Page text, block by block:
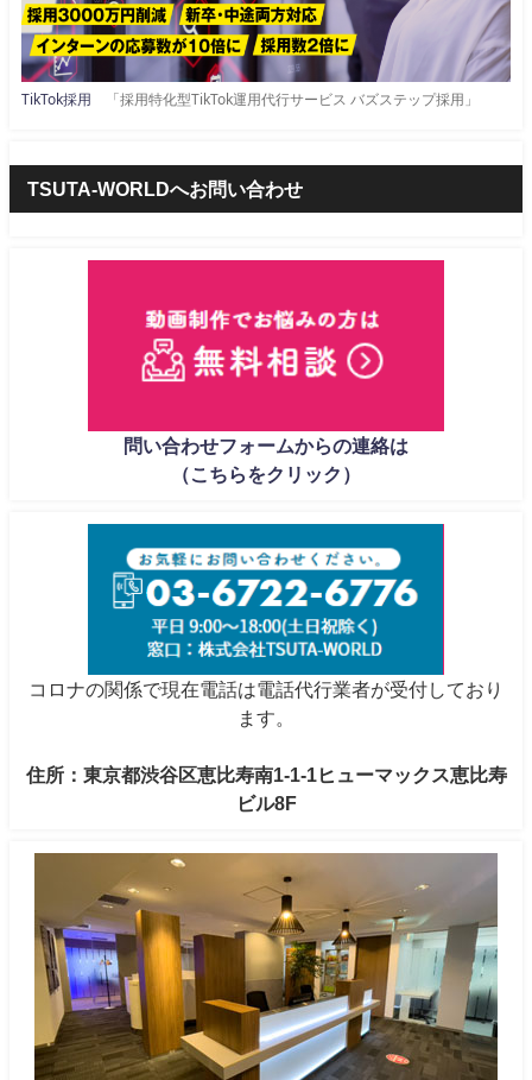
TikTok採用 「採用特化型TikTok運用代行サービス バズステップ採用」
TSUTA-WORLDへお問い合わせ
問い合わせフォームからの連絡は
（こちらをクリック）
コロナの関係で現在電話は電話代行業者が受付しており
ます。
住所：東京都渋谷区恵比寿南1-1-1ヒューマックス恵比寿
ビル8F